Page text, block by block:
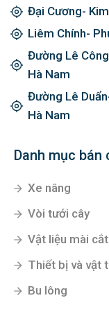
Đại Cương-
Liêm Chính-
Đường Lê
Hà Nam
Đường Lê
Hà Nam
Danh mục bán
Xe nâng
Vòi tưới cây
Vật liệu mài cắt
Thiết bị và vật
Bu lông